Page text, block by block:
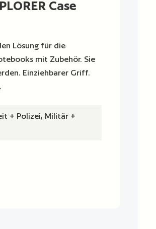
Case
Lösung für die
mit Zubehör. Sie
Einziehbarer Griff.
+ Polizei, Militär +